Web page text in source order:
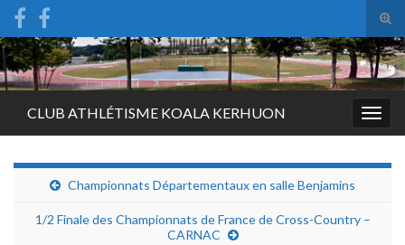
Search for:
CLUB ATHLÉTISME KOALA KERHUON
Championnats Départementaux en salle Benjamins
1/2 Finale des Championnats de France de Cross-Country –
CARNAC